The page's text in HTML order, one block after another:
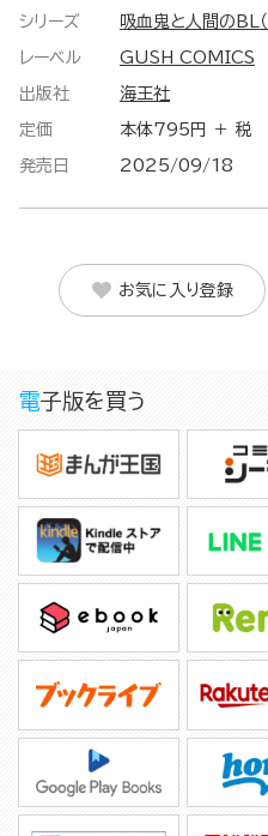
シリーズ 吸血鬼と人間のBL
レーベル GUSH COMICS
出版社 海王社
定価 本体795円 ＋ 税
発売日 2025/09/18
お気に入り登録
電子版を買う